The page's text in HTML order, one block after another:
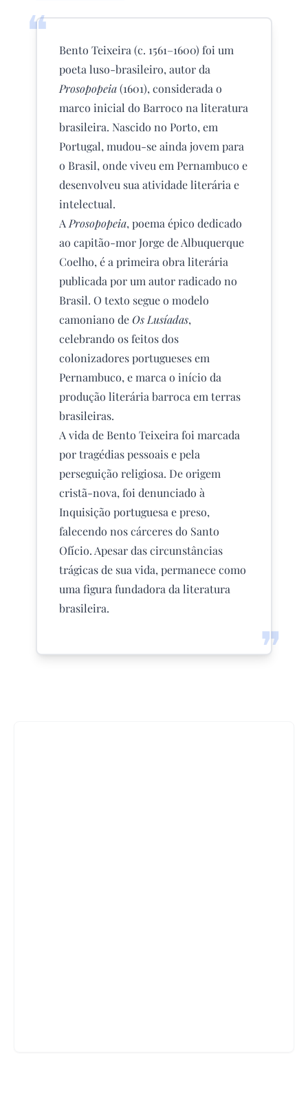
❝
❞
Bento Teixeira (c. 1561–1600) foi um
poeta luso-brasileiro, autor da
Prosopopeia(1601), considerada o
marco inicial do Barroco na literatura
brasileira. Nascido no Porto, em
Portugal, mudou-se ainda jovem para
o Brasil, onde viveu em Pernambuco e
desenvolveu sua atividade literária e
intelectual.
A Prosopopeia, poema épico dedicado
ao capitão-mor Jorge de Albuquerque
Coelho, é a primeira obra literária
publicada por um autor radicado no
Brasil. O texto segue o modelo
camoniano de Os Lusíadas,
celebrando os feitos dos
colonizadores portugueses em
Pernambuco, e marca o início da
produção literária barroca em terras
brasileiras.
A vida de Bento Teixeira foi marcada
por tragédias pessoais e pela
perseguição religiosa. De origem
cristã-nova, foi denunciado à
Inquisição portuguesa e preso,
falecendo nos cárceres do Santo
Ofício. Apesar das circunstâncias
trágicas de sua vida, permanece como
uma figura fundadora da literatura
brasileira.